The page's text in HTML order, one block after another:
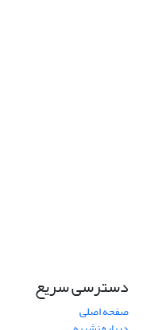
دسترسی سریع
صفحه اصلی